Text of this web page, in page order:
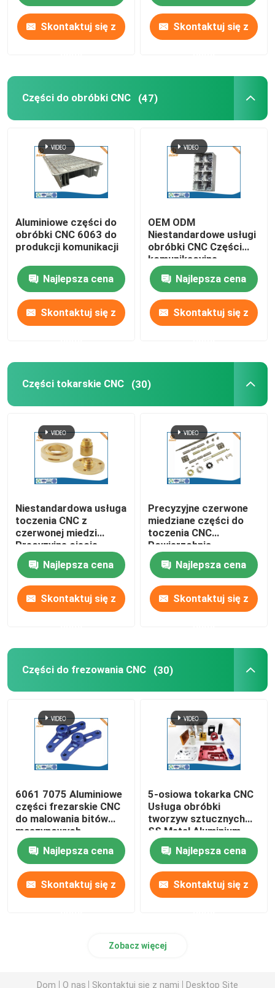
Produkty
O nas
Wycieczka po fabryce
Kontrola jakości
Skontaktuj się z nami
Aktualności
Części zamienne do pojazdów elektrycznych
Części do obróbki CNC
Części tokarskie CNC
Części do frezowania CNC
Niestandardowe obudowy elektroniczne
Niestandardowe części do wtrysku tworzyw
Forma do odlewania ciśnieniowego
Obudowa LED odlewana ciśnieniowo
Odlew cynkowy
Obróbka wytłaczania aluminium
Usługi szybkiego prototypowania
Skontaktuj się z Skontaktuj się z
Części do obróbki CNC (47)
Aluminiowe części do
obróbki CNC 6063 do
produkcji komunikacji
Najlepsza cena
Skontaktuj się z
OEM ODM
Niestandardowe usługi
obróbki CNC Części
komunikacyjne
wysokiego ciśnienia
Najlepsza cena
Skontaktuj się z
Części tokarskie CNC (30)
Niestandardowa usługa
toczenia CNC z
czerwonej miedzi
Precyzyjne cięcie
laserowe
Najlepsza cena
Skontaktuj się z
Precyzyjne czerwone
miedziane części do
toczenia CNC
Powierzchnia
chromowana
Najlepsza cena
Skontaktuj się z
Części do frezowania CNC (30)
6061 7075 Aluminiowe
części frezarskie CNC
do malowania bitów
maszynowych
Najlepsza cena
Skontaktuj się z
5-osiowa tokarka CNC
Usługa obróbki
tworzyw sztucznych
SS Metal Aluminium
Najlepsza cena
Skontaktuj się z
Zobacz więcej
Dom O nas Skontaktuj się z nami Desktop Site